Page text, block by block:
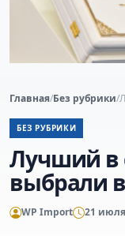
Главная/Без рубрики/
БЕЗ РУБРИКИ
Лучший в
выбрали
WP Import 21